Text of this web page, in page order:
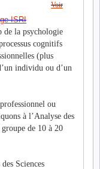
Voir
de la psychologie
cognitifs
(plus
individu ou d’un
ou
à l’Analyse des
groupe de 10 à 20
Sciences